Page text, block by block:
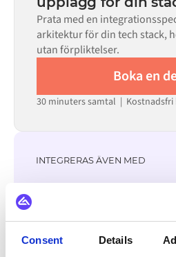
Consent Details
Alumio Marketplace, vilket avsevärt
installationstiden.
Prata med en
arkitektur för din tech stack,
utan förpliktelser.
Boka en
30 minuters samtal |
INTEGRERAS ÄVEN MED
Se alla Unit4 ERP-